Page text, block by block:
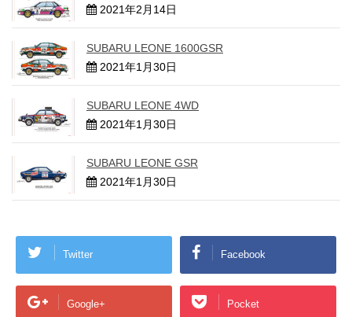
2021年2月14日
SUBARU LEONE 1600GSR
2021年1月30日
SUBARU LEONE 4WD
2021年1月30日
SUBARU LEONE GSR
2021年1月30日
Twitter Facebook
Google+ Pocket